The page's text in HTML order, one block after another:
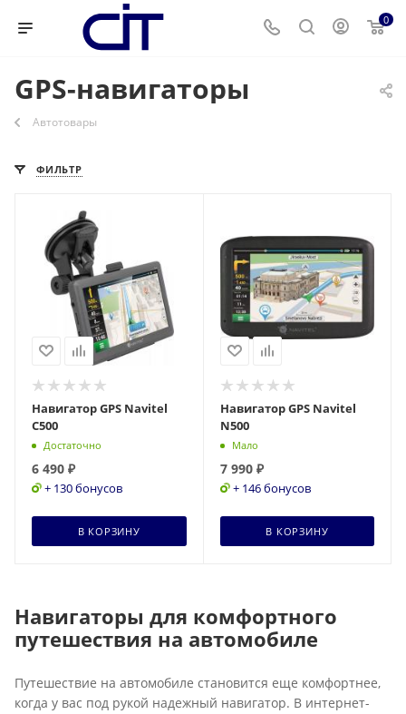
0
GPS-навигаторы
Автотовары
ФИЛЬТР
Навигатор GPS Navitel
C500
Достаточно
6 490 ₽
+ 130 бонусов
В КОРЗИНУ
Навигатор GPS Navitel
N500
Мало
7 990₽
+ 146 бонусов
В КОРЗИНУ
Навигаторы для комфортного
путешествия на автомобиле
Путешествие на автомобиле становится еще комфортнее,
когда у вас под рукой надежный навигатор. В интернет-